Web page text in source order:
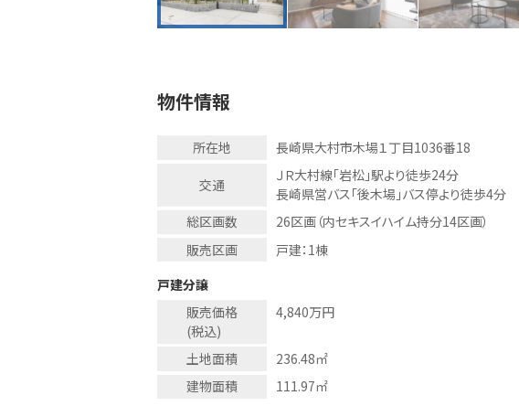
物件情報
所在地 長崎県大村市木場１丁目1036番18
交通
ＪＲ大村線「岩松」駅より徒歩24分
長崎県営バス「後木場」バス停より徒歩4分
総区画数
26区画（内セキスイハイム持分14区画）
販売区画
戸建：1棟
戸建分譲
販売価格
(税込)
4,840万円
土地面積 236.48㎡
建物面積
111.97㎡